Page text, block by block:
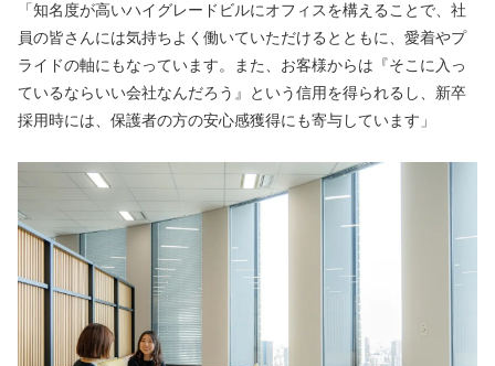
「知名度が高いハイグレードビルにオフィスを構えることで、社
員の皆さんには気持ちよく働いていただけるとともに、愛着やプ
ライドの軸にもなっています。また、お客様からは『そこに入っ
ているならいい会社なんだろう』という信用を得られるし、新卒
採用時には、保護者の方の安心感獲得にも寄与しています」